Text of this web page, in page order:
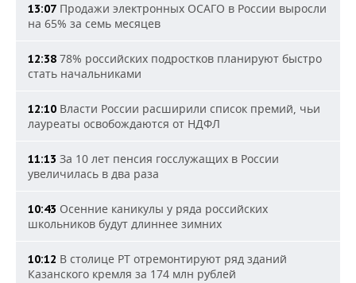
13:07 Продажи электронных ОСАГО в России выросли
на 65% за семь месяцев
12:38 78% российских подростков планируют быстро
стать начальниками
12:10 Власти России расширили список премий, чьи
лауреаты освобождаются от НДФЛ
11:13 За 10 лет пенсия госслужащих в России
увеличилась в два раза
10:43 Осенние каникулы у ряда российских
школьников будут длиннее зимних
10:12 В столице РТ отремонтируют ряд зданий
Казанского кремля за 174 млн рублей